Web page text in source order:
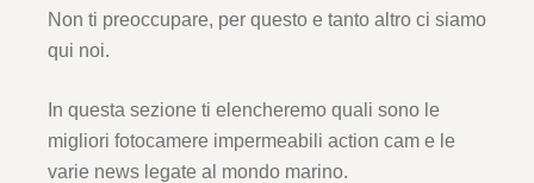
Non ti preoccupare, per questo e tanto altro ci siamo
qui noi.
In questa sezione ti elencheremo quali sono le
migliori fotocamere impermeabili action cam e le
varie news legate al mondo marino.